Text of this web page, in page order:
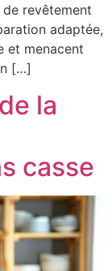
revêtement
adaptée,
et menacent
[…]
la
casse